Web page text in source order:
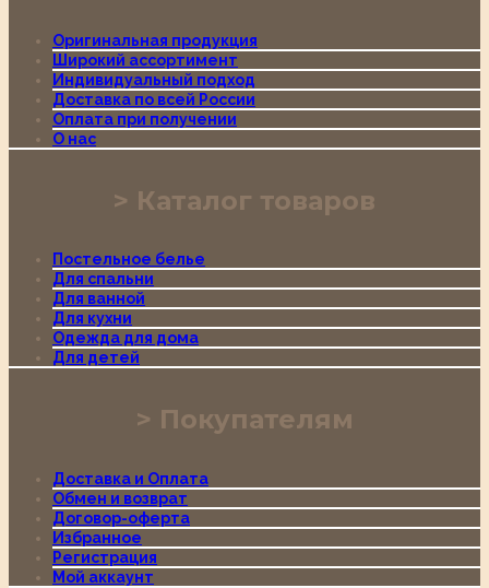
Оригинальная продукция
Широкий ассортимент
Индивидуальный подход
Доставка по всей России
Оплата при получении
О нас
Каталог товаров
Постельное белье
Для спальни
Для ванной
Для кухни
Одежда для дома
Для детей
Покупателям
Доставка и Оплата
Обмен и возврат
Договор-оферта
Избранное
Регистрация
Мой аккаунт